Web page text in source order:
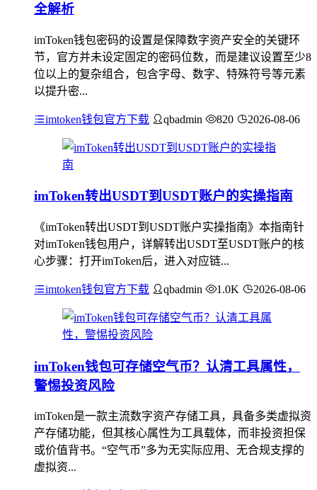
全解析
imToken钱包密码的设置是保障数字资产安全的关键环
节，官方并未设定固定的密码位数，而是建议设置至少8
位以上的复杂组合，包含字母、数字、特殊符号等元素
以提升密...
imtoken钱包官方下载 qbadmin 820 2026-08-06
imToken转出USDT到USDT账户的实操指南
《imToken转出USDT到USDT账户实操指南》本指南针
对imToken钱包用户，详解转出USDT至USDT账户的核
心步骤：打开imToken后，进入对应链...
imtoken钱包官方下载 qbadmin 1.0K 2026-08-06
imToken钱包可存储空气币？认清工具属性，
警惕投资风险
imToken是一款主流数字资产存储工具，具备多类虚拟资
产存储功能，但其核心属性为工具载体，而非投资担保
或价值背书。“空气币”多为无实际应用、无合规支撑的
虚拟资...